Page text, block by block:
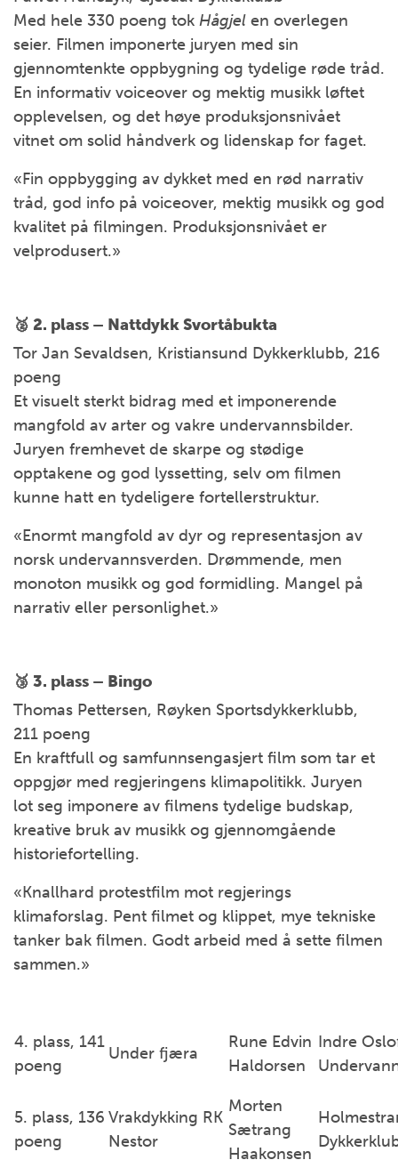
Med hele 330 poeng tok Hågjel en overlegen
seier. Filmen imponerte juryen med sin
gjennomtenkte oppbygning og tydelige røde tråd.
En informativ voiceover og mektig musikk løftet
opplevelsen, og det høye produksjonsnivået
vitnet om solid håndverk og lidenskap for faget.
«Fin oppbygging av dykket med en rød narrativ
tråd, god info på voiceover, mektig musikk og god
kvalitet på filmingen. Produksjonsnivået er
velprodusert.»
🥈 2. plass – Nattdykk Svortåbukta
Tor Jan Sevaldsen, Kristiansund Dykkerklubb, 216
poeng
Et visuelt sterkt bidrag med et imponerende
mangfold av arter og vakre undervannsbilder.
Juryen fremhevet de skarpe og stødige
opptakene og god lyssetting, selv om filmen
kunne hatt en tydeligere fortellerstruktur.
«Enormt mangfold av dyr og representasjon av
norsk undervannsverden. Drømmende, men
monoton musikk og god formidling. Mangel på
narrativ eller personlighet.»
🥉 3. plass – Bingo
Thomas Pettersen, Røyken Sportsdykkerklubb,
211 poeng
En kraftfull og samfunnsengasjert film som tar et
oppgjør med regjeringens klimapolitikk. Juryen
lot seg imponere av filmens tydelige budskap,
kreative bruk av musikk og gjennomgående
historiefortelling.
«Knallhard protestfilm mot regjerings
klimaforslag. Pent filmet og klippet, mye tekniske
tanker bak filmen. Godt arbeid med å sette filmen
sammen.»
4. plass, 141
poeng
Under fjæra
Rune Edvin
Haldorsen
Indre
5. plass, 136
poeng
Vrakdykking RK
Nestor
Morten
Sætrang
Haakonsen